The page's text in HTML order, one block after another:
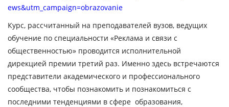
ews&utm_campaign=obrazovanie
Курс, рассчитанный на преподавателей вузов, ведущих
обучение по специальности «Реклама и связи с
общественностью» проводится исполнительной
дирекцией премии третий раз. Именно здесь встречаются
представители академического и профессионального
сообщества, чтобы познакомить и познакомиться с
последними тенденциями в сфере образования,